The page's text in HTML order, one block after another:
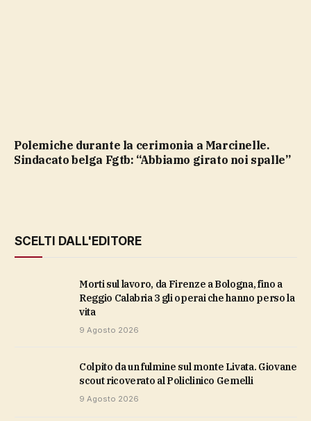
Polemiche durante la cerimonia a Marcinelle.
Sindacato belga Fgtb: “Abbiamo girato noi spalle”
SCELTI DALL'EDITORE
Morti sul lavoro, da Firenze a Bologna, fino a
Reggio Calabria 3 gli operai che hanno perso la
vita
9 Agosto 2026
Colpito da un fulmine sul monte Livata. Giovane
scout ricoverato al Policlinico Gemelli
9 Agosto 2026